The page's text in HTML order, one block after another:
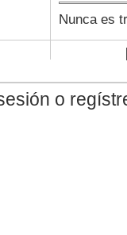
Nunca es
o